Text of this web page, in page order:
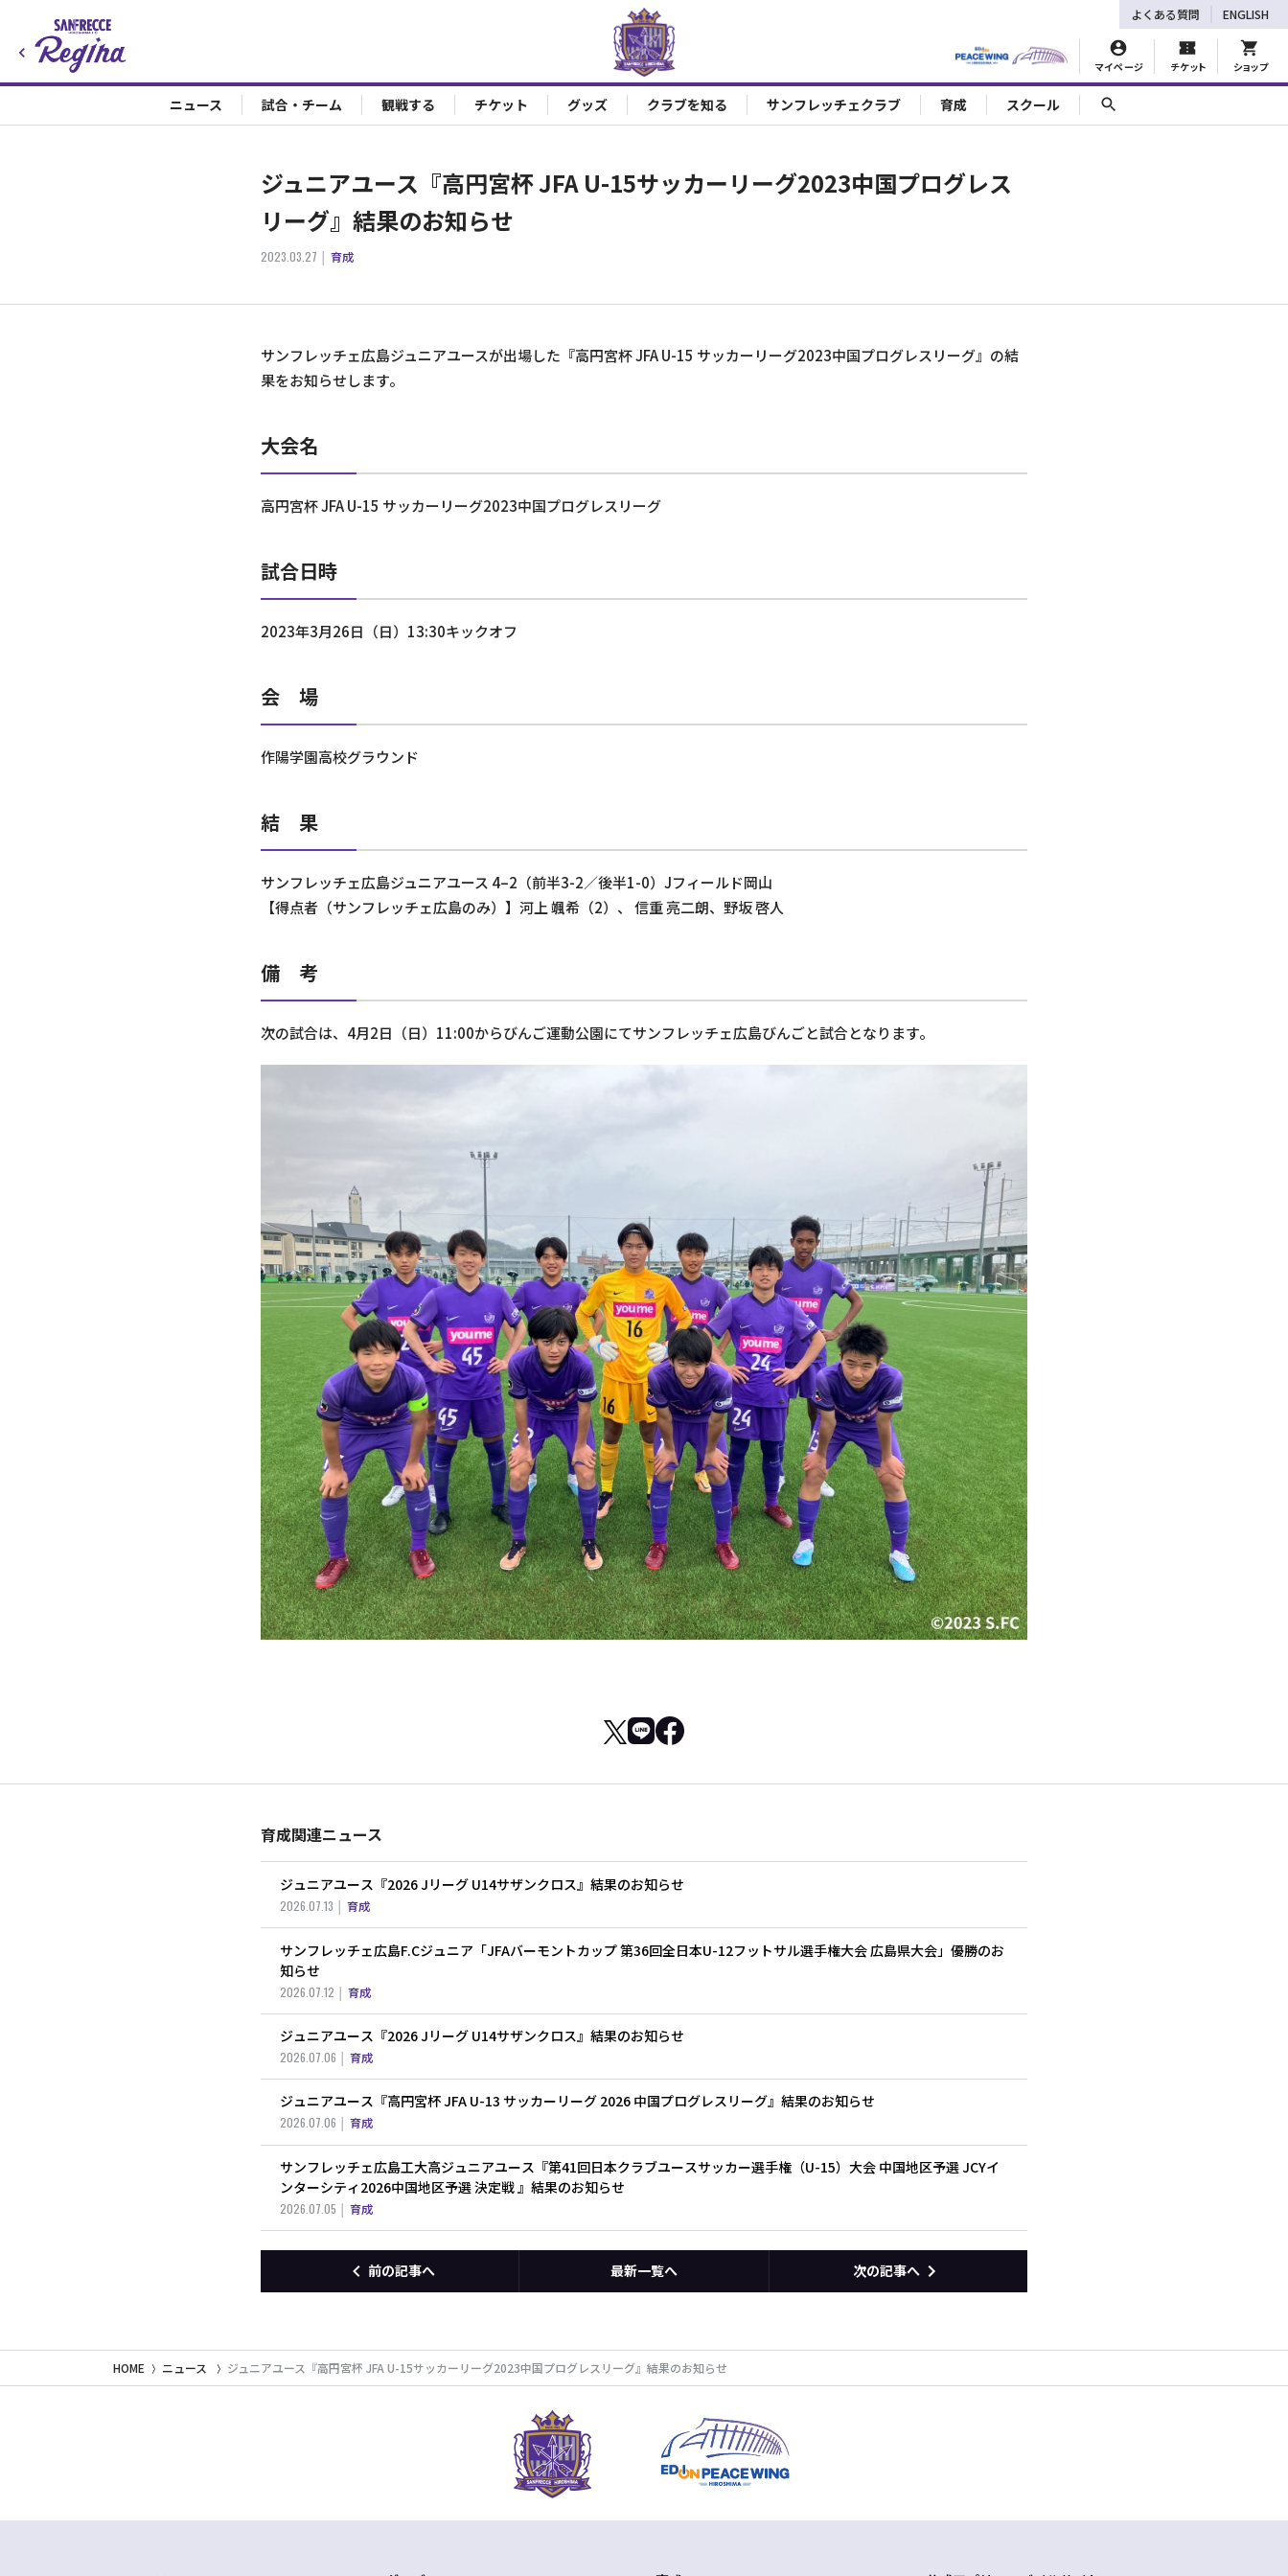
マイページ チケット ショップ
よくある質問 ENGLISH
ニュース 試合・チーム 観戦する チケット グッズ クラブを知る サンフレッチェクラブ 育成 スクール
ジュニアユース『高円宮杯 JFA U-15サッカーリーグ2023中国プログレス
リーグ』結果のお知らせ
2023.03.27 育成
サンフレッチェ広島ジュニアユースが出場した『高円宮杯 JFA U-15 サッカーリーグ2023中国プログレスリーグ』の結
果をお知らせします。
大会名
高円宮杯 JFA U-15 サッカーリーグ2023中国プログレスリーグ
試合日時
2023年3月26日（日）13:30キックオフ
会 場
作陽学園高校グラウンド
結 果
サンフレッチェ広島ジュニアユース 4–2（前半3-2／後半1-0）Jフィールド岡山
【得点者（サンフレッチェ広島のみ）】河上 颯希（2）、 信重 亮二朗、野坂 啓人
備 考
次の試合は、4月2日（日）11:00からびんご運動公園にてサンフレッチェ広島びんごと試合となります。
育成関連ニュース
ジュニアユース『2026 Jリーグ U14サザンクロス』結果のお知らせ
2026.07.13 育成
サンフレッチェ広島F.Cジュニア「JFAバーモントカップ 第36回全日本U-12フットサル選手権大会 広島県大会」優勝のお
知らせ
2026.07.12 育成
ジュニアユース『2026 Jリーグ U14サザンクロス』結果のお知らせ
2026.07.06 育成
ジュニアユース『高円宮杯 JFA U-13 サッカーリーグ 2026 中国プログレスリーグ』結果のお知らせ
2026.07.06 育成
サンフレッチェ広島工大高ジュニアユース『第41回日本クラブユースサッカー選手権（U-15）大会 中国地区予選 JCYイ
ンターシティ2026中国地区予選 決定戦 』結果のお知らせ
2026.07.05 育成
前の記事へ 最新一覧へ 次の記事へ
HOME ニュース ジュニアユース『高円宮杯 JFA U-15サッカーリーグ2023中国プログレスリーグ』結果のお知らせ